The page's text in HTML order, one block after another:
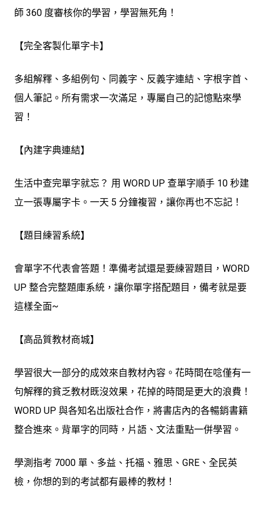
師 360 度審核你的學習，學習無死角！
【完全客製化單字卡】
多組解釋、多組例句、同義字、反義字連結、字根字首、
個人筆記。所有需求一次滿足，專屬自己的記憶點來學
習！
【內建字典連結】
生活中查完單字就忘？ 用 WORD UP 查單字順手 10 秒建
立一張專屬字卡。一天 5 分鐘複習，讓你再也不忘記！
【題目練習系統】
會單字不代表會答題！準備考試還是要練習題目，WORD
UP 整合完整題庫系統，讓你單字搭配題目，備考就是要
這樣全面~
【高品質教材商城】
學習很大一部分的成效來自教材內容。花時間在唸僅有一
句解釋的貧乏教材既沒效果，花掉的時間是更大的浪費！
WORD UP 與各知名出版社合作，將書店內的各暢銷書籍
整合進來。背單字的同時，片語、文法重點一併學習。
學測指考 7000 單、多益、托福、雅思、GRE、全民英
檢，你想的到的考試都有最棒的教材！